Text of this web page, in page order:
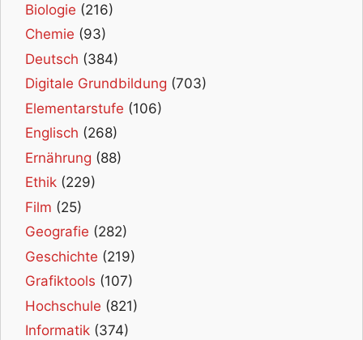
Biologie (216)
Chemie (93)
Deutsch (384)
Digitale Grundbildung (703)
Elementarstufe (106)
Englisch (268)
Ernährung (88)
Ethik (229)
Film (25)
Geografie (282)
Geschichte (219)
Grafiktools (107)
Hochschule (821)
Informatik (374)